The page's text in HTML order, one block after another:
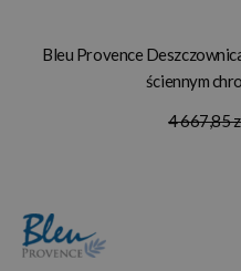
Bleu Provence
ściennym
4 667,85